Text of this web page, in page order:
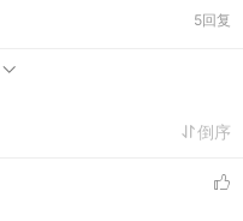
5回复
倒序